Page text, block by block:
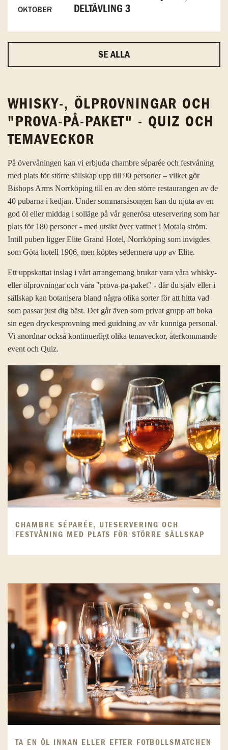
OKTOBER
DELTÄVLING 3
SE ALLA
WHISKY-, ÖLPROVNINGAR OCH
"PROVA-PÅ-PAKET" - QUIZ OCH
TEMAVECKOR
På övervåningen kan vi erbjuda chambre séparée och festvåning
med plats för större sällskap upp till 90 personer – vilket gör
Bishops Arms Norrköping till en av den större restaurangen av de
40 pubarna i kedjan. Under sommarsäsongen kan du njuta av en
god öl eller middag i solläge på vår generösa uteservering som har
plats för 180 personer - med utsikt över vattnet i Motala ström.
Intill puben ligger Elite Grand Hotel, Norrköping som invigdes
som Göta hotell 1906, men köptes sedermera upp av Elite.
Ett uppskattat inslag i vårt arrangemang brukar vara våra whisky-
eller ölprovningar och våra "prova-på-paket" - där du själv eller i
sällskap kan botanisera bland några olika sorter för att hitta vad
som passar just dig bäst. Det går även som privat grupp att boka
sin egen dryckesprovning med guidning av vår kunniga personal.
Vi anordnar också kontinuerligt olika temaveckor, återkommande
event och Quiz.
CHAMBRE SÉPARÉE, UTESERVERING OCH
FESTVÅNING MED PLATS FÖR STÖRRE SÄLLSKAP
TA EN ÖL INNAN ELLER EFTER FOTBOLLSMATCHEN